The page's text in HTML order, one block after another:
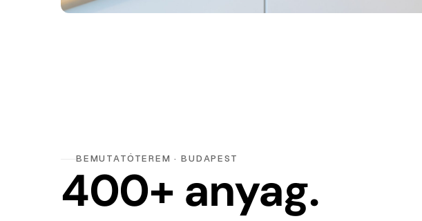
BEMUTATÓTEREM · BUDAPEST
400+ anyag.